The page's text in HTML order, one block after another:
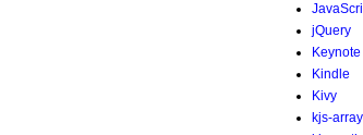
jQuery
Keynote
Kindle
Kivy
kjs-array